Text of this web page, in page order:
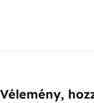
Vélemény,